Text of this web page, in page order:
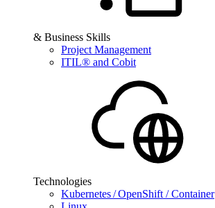
& Business Skills
Project Management
ITIL® and Cobit
Technologies
Kubernetes / OpenShift / Container